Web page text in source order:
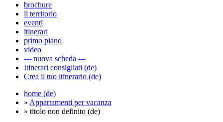
brochure
il territorio
eventi
itinerari
primo piano
video
--- nuova scheda ---
Itinerari consigliati (de)
Crea il tuo itinerario (de)
home (de)
» Appartamenti per vacanza
» titolo non definito (de)